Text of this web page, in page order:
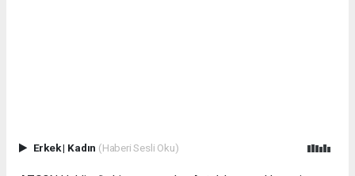
Erkek| Kadın (Haberi Sesli Oku)